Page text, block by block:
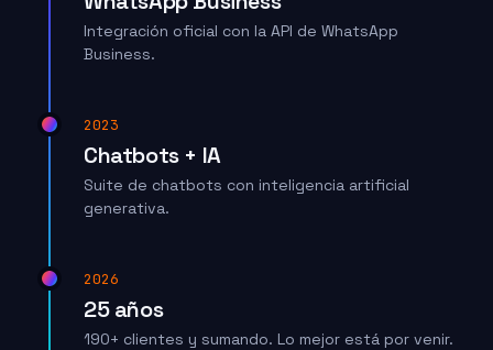
Integración oficial con la API de WhatsApp
Business.
2023
Chatbots + IA
Suite de chatbots con inteligencia artificial
generativa.
2026
25 años
190+ clientes y sumando. Lo mejor está por venir.